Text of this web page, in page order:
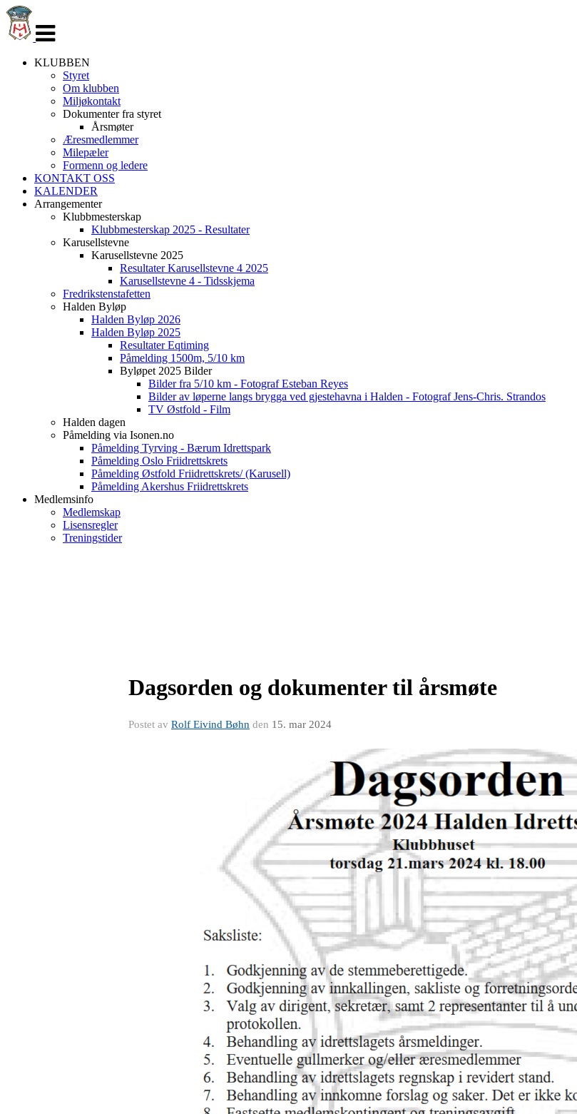
navigasjon
KLUBBEN
Styret
Om klubben
Miljøkontakt
Dokumenter fra styret
Årsmøter
Æresmedlemmer
Milepæler
Formenn og ledere
KONTAKT OSS
KALENDER
Arrangementer
Klubbmesterskap
Klubbmesterskap 2025 - Resultater
Karusellstevne
Karusellstevne 2025
Resultater Karusellstevne 4 2025
Karusellstevne 4 - Tidsskjema
Fredrikstenstafetten
Halden Byløp
Halden Byløp 2026
Halden Byløp 2025
Resultater Eqtiming
Påmelding 1500m, 5/10 km
Byløpet 2025 Bilder
Bilder fra 5/10 km - Fotograf Esteban Reyes
Bilder av løperne langs brygga ved gjestehavna i Halden - Fotograf Jens-Chris. Strandos
TV Østfold - Film
Halden dagen
Påmelding via Isonen.no
Påmelding Tyrving - Bærum Idrettspark
Påmelding Oslo Friidrettskrets
Påmelding Østfold Friidrettskrets/ (Karusell)
Påmelding Akershus Friidrettskrets
Medlemsinfo
Medlemskap
Lisensregler
Treningstider
Dagsorden og dokumenter til årsmøte
Postet av Rolf Eivind Bøhn den 15. mar 2024